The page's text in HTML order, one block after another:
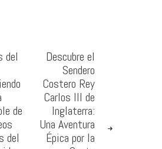
del
de
del
Descubre el
Sendero
Costero Rey
Carlos III de
Inglaterra:
Una Aventura
Épica por la